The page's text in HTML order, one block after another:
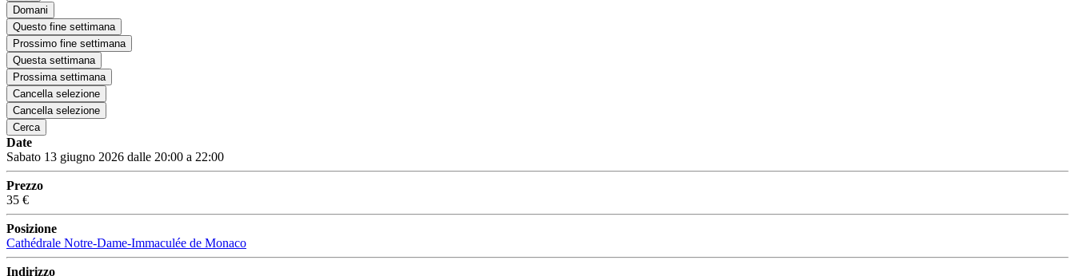
Domani
Questo fine settimana
Prossimo fine settimana
Questa settimana
Prossima settimana
Cancella selezione
Cancella selezione
Cerca
Date
Sabato 13 giugno 2026 dalle 20:00 a 22:00
Prezzo
35 €
Posizione
Cathédrale Notre-Dame-Immaculée de Monaco
Indirizzo